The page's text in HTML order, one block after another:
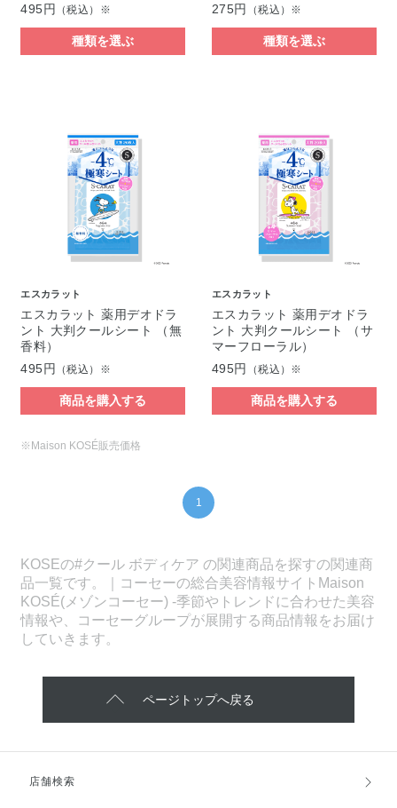
495円
（税込）※
種類を選ぶ
275円
（税込）※
種類を選ぶ
エスカラット
エスカラット 薬用デオドラ
ント 大判クールシート （無
香料）
495円 （税込）※
商品を購入する
エスカラット
エスカラット 薬用デオドラ
ント 大判クールシート （サ
マーフローラル）
495円
（税込）※
商品を購入する
※Maison KOSÉ販売価格
1
KOSEの#クール ボディケア の関連商品を探すの関連商
品一覧です。｜コーセーの総合美容情報サイトMaison
KOSÉ(メゾンコーセー) -季節やトレンドに合わせた美容
情報や、コーセーグループが展開する商品情報をお届け
していきます。
ページトップへ戻る
店舗検索